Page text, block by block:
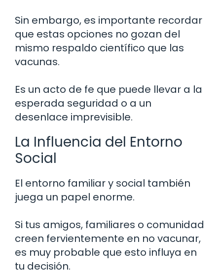
Sin embargo, es importante recordar
que estas opciones no gozan del
mismo respaldo científico que las
vacunas.
Es un acto de fe que puede llevar a la
esperada seguridad o a un
desenlace imprevisible.
La Influencia del Entorno
Social
El entorno familiar y social también
juega un papel enorme.
Si tus amigos, familiares o comunidad
creen fervientemente en no vacunar,
es muy probable que esto influya en
tu decisión.